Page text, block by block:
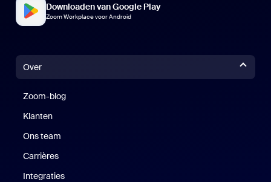
Downloaden van Google Play
Zoom Workplace voor Android
Over
Zoom-blog
Klanten
Ons team
Carrières
Integraties